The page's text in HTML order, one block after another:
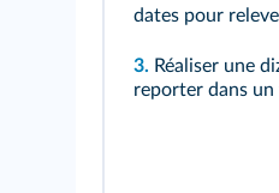
dates pour
3. Réaliser une
reporter dans un